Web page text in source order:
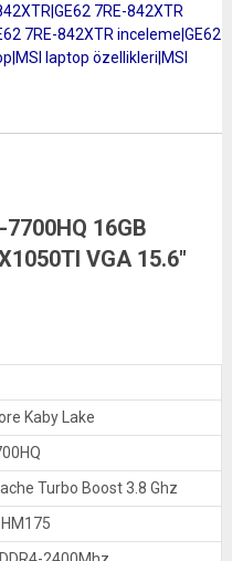
7RE-842XTR
7RE-842XTR inceleme|GE62
laptop özellikleri|MSI
16GB
VGA 15.6″
Kaby Lake
Turbo Boost 3.8 Ghz